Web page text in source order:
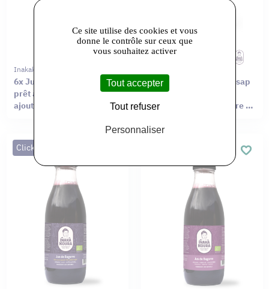
Inakakoura
6x Jus de Gingembre bio,
prêt à boire, sans sucre
ajouté, en bouteille verre
6x Jus d'Hibiscus / Bissap
Bio, prêt à boire, peu
sucré, en bouteille verre de
Click&Collect
Ce site utilise des cookies et vous
donne le contrôle sur ceux que
vous souhaitez activer
Tout accepter
Tout refuser
Personnaliser